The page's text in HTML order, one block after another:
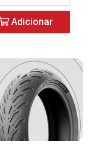
Adicionar